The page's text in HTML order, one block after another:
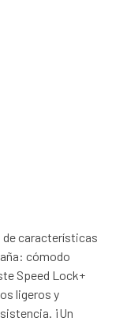
de características
cómodo
Speed ​​Lock+
ligeros y
¡Un